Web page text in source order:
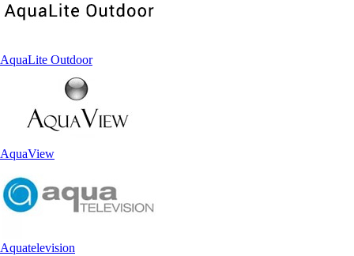
AquaLite Outdoor
AquaView
Aquatelevision